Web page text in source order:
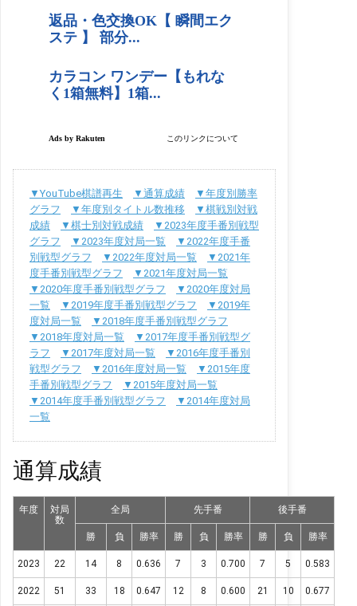
▼YouTube棋譜再生 ▼通算成績
▼年度別勝率
グラフ
▼年度別タイトル数推移
▼棋戦別対戦
成績
▼棋士別対戦成績
▼2023年度手番別戦型
グラフ
▼2023年度対局一覧
▼2022年度手番
別戦型グラフ
▼2022年度対局一覧
▼2021年
度手番別戦型グラフ
▼2021年度対局一覧
▼2020年度手番別戦型グラフ
▼2020年度対局
一覧
▼2019年度手番別戦型グラフ
▼2019年
度対局一覧
▼2018年度手番別戦型グラフ
▼2018年度対局一覧
▼2017年度手番別戦型グ
ラフ
▼2017年度対局一覧
▼2016年度手番別
戦型グラフ
▼2016年度対局一覧
▼2015年度
手番別戦型グラフ
▼2015年度対局一覧
▼2014年度手番別戦型グラフ
▼2014年度対局
一覧
通算成績
年度
対局
数
全局 先手番 後手番
勝 負 勝率 勝 負 勝率 勝 負 勝率
2023 22 14 8 0.636 7 3 0.700 7 5 0.583
2022 51 33 18 0.647 12 8 0.600 21 10 0.677